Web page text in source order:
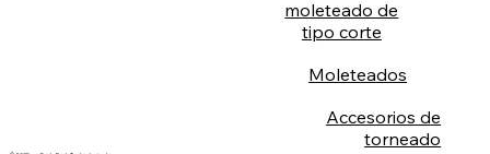
moleteado de
tipo corte
Moleteados
Accesorios de
torneado